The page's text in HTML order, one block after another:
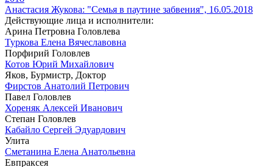
Анастасия Жукова: "Семья в паутине забвения", 16.05.2018
Действующие лица и исполнители:
Арина Петровна Головлева
Туркова Елена Вячеславовна
Порфирий Головлев
Котов Юрий Михайлович
Яков, Бурмистр, Доктор
Фирстов Анатолий Петрович
Павел Головлев
Хореняк Алексей Иванович
Степан Головлев
Кабайло Сергей Эдуардович
Улита
Сметанина Елена Анатольевна
Евпраксея